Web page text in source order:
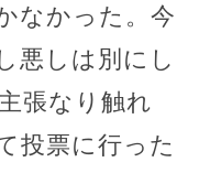
なかった。今
悪しは別にし
張なり触れ
投票に行った